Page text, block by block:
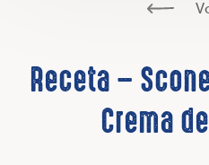
Receta –
Crema